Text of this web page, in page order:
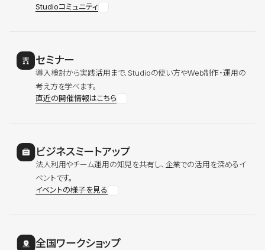
Studioコミュニティ
セミナー
導入検討から実践活用まで、Studioの使い方やWeb制作・運用の
考え方を学べます。
直近の開催情報はこちら
ビジネスミートアップ
法人利用やチーム運用の知見を共有し、企業での活用を深めるイ
ベントです。
イベントの様子を見る
全国ワークショップ